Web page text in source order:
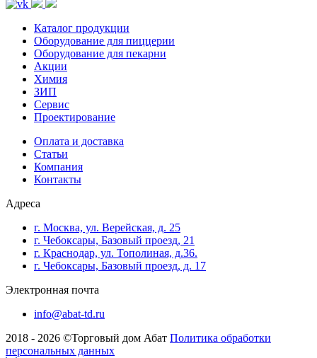
Каталог продукции
Оборудование для пиццерии
Оборудование для пекарни
Акции
Химия
ЗИП
Сервис
Проектирование
Оплата и доставка
Cтатьи
Компания
Контакты
Адреса
г. Москва, ул. Верейская, д. 25
г. Чебоксары, Базовый проезд, 21
г. Краснодар, ул. Тополиная, д.36.
г. Чебоксары, Базовый проезд, д. 17
Электронная почта
info@abat-td.ru
2018 - 2026 ©Торговый дом Абат Политика обработки
персональных данных